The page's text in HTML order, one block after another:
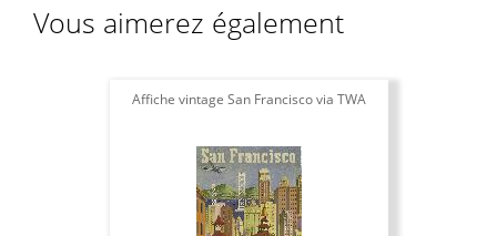
Vous aimerez également
Affiche vintage San Francisco via TWA